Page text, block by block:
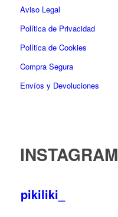
Aviso Legal
Política de Privacidad
Política de Cookies
Compra Segura
Envíos y Devoluciones
INSTAGRAM
pikiliki_